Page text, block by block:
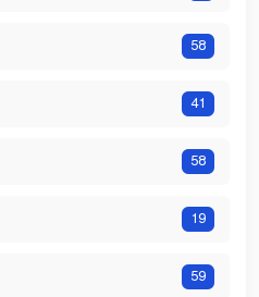
58
41
58
19
59